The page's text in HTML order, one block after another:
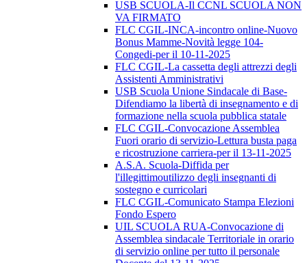
USB SCUOLA-Il CCNL SCUOLA NON
VA FIRMATO
FLC CGIL-INCA-incontro online-Nuovo
Bonus Mamme-Novità legge 104-
Congedi-per il 10-11-2025
FLC CGIL-La cassetta degli attrezzi degli
Assistenti Amministrativi
USB Scuola Unione Sindacale di Base-
Difendiamo la libertà di insegnamento e di
formazione nella scuola pubblica statale
FLC CGIL-Convocazione Assemblea
Fuori orario di servizio-Lettura busta paga
e ricostruzione carriera-per il 13-11-2025
A.S.A. Scuola-Diffida per
l'illegittimoutilizzo degli insegnanti di
sostegno e curricolari
FLC CGIL-Comunicato Stampa Elezioni
Fondo Espero
UIL SCUOLA RUA-Convocazione di
Assemblea sindacale Territoriale in orario
di servizio online per tutto il personale